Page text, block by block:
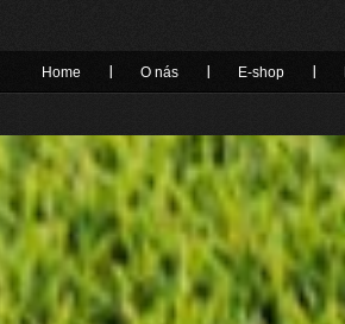
Home O nás E-shop